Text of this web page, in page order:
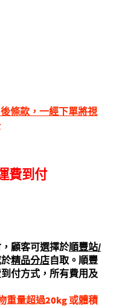
條款，一經下單將視
費到付
顧客可選擇於順豐站/
精品分店自取。順豐
付方式，所有費用及
重量超過20kg 或體積